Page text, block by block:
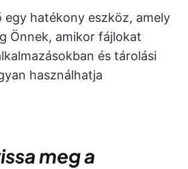
egy hatékony eszköz, amely
Önnek, amikor fájlokat
és tárolási
használhatja
meg a